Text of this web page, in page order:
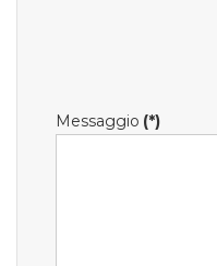
Messaggio (*)